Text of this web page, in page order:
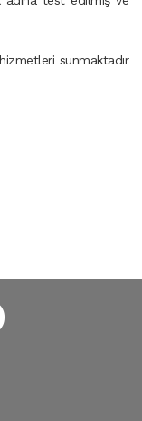
sunmaktadır